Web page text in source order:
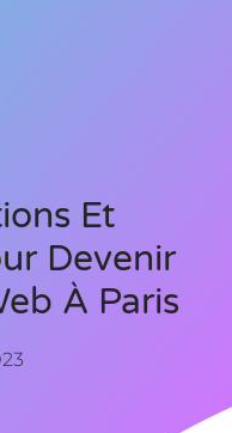
Et
Devenir
À Paris